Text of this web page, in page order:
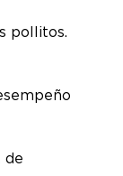
pollitos.
de